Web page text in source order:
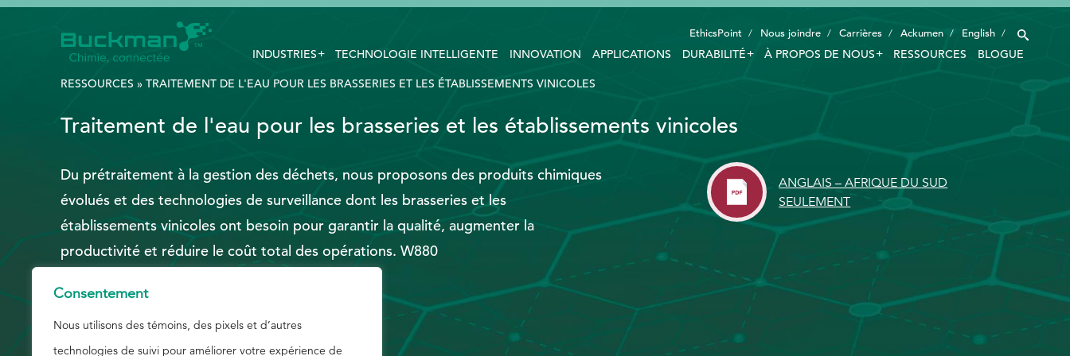
Consentement
Nous utilisons des témoins, des pixels et d’autres
technologies de suivi pour améliorer votre expérience de
APPLICATIONS
À PROPOS DE NOUS
RESSOURCES
EthicsPoint
Nous joindre
Carrières
English
Rechercher
:
EthicsPoint Nous joindre Carrières Ackumen English
INDUSTRIES TECHNOLOGIE INTELLIGENTE INNOVATION APPLICATIONS DURABILITÉ À PROPOS DE NOUS RESSOURCES BLOGUE
RESSOURCES » TRAITEMENT DE L'EAU POUR LES BRASSERIES ET LES ÉTABLISSEMENTS VINICOLES
Traitement de l'eau pour les brasseries et les établissements vinicoles
Du prétraitement à la gestion des déchets, nous proposons des produits chimiques
évolués et des technologies de surveillance dont les brasseries et les
établissements vinicoles ont besoin pour garantir la qualité, augmenter la
productivité et réduire le coût total des opérations. W880
ANGLAIS – AFRIQUE DU SUD
SEULEMENT